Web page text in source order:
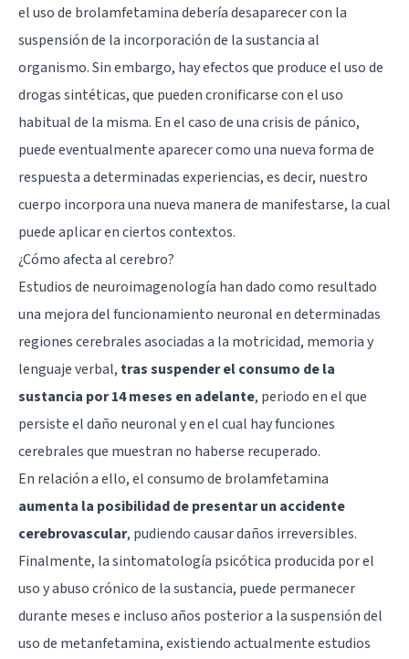
el uso de brolamfetamina debería desaparecer con la
suspensión de la incorporación de la sustancia al
organismo. Sin embargo, hay efectos que produce el uso de
drogas sintéticas, que pueden cronificarse con el uso
habitual de la misma. En el caso de una crisis de pánico,
puede eventualmente aparecer como una nueva forma de
respuesta a determinadas experiencias, es decir, nuestro
cuerpo incorpora una nueva manera de manifestarse, la cual
puede aplicar en ciertos contextos.
¿Cómo afecta al cerebro?
Estudios de neuroimagenología han dado como resultado
una mejora del funcionamiento neuronal en determinadas
regiones cerebrales asociadas a la motricidad, memoria y
lenguaje verbal, tras suspender el consumo de la
sustancia por 14 meses en adelante, periodo en el que
persiste el daño neuronal y en el cual hay funciones
cerebrales que muestran no haberse recuperado.
En relación a ello, el consumo de brolamfetamina
aumenta la posibilidad de presentar un accidente
cerebrovascular, pudiendo causar daños irreversibles.
Finalmente, la sintomatología psicótica producida por el
uso y abuso crónico de la sustancia, puede permanecer
durante meses e incluso años posterior a la suspensión del
uso de metanfetamina, existiendo actualmente estudios